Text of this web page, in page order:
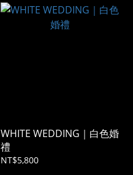
WHITE WEDDING｜白色婚
禮
NT$5,800